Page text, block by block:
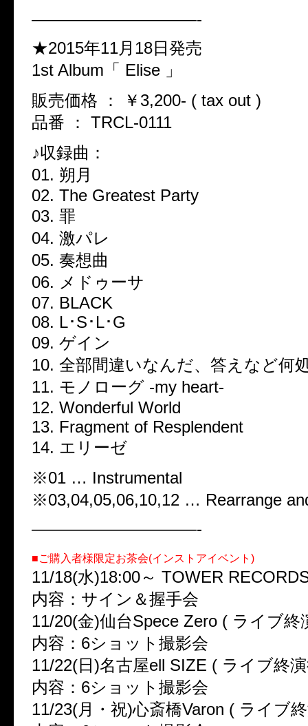
——————————-
★2015年11月18日発売
1st Album「 Elise 」
販売価格 ： ￥3,200- ( tax out )
品番 ： TRCL-0111
♪収録曲：
01. 朔月
02. The Greatest Party
03. 罪
04. 激パレ
05. 奏想曲
06. メドゥーサ
07. BLACK
08. L･S･L･G
09. ゲイン
10. 全部間違いなんだ、答えなど何
11. モノローグ -my heart-
12. Wonderful World
13. Fragment of Resplendent
14. エリーゼ
※01 … Instrumental
※03,04,05,06,10,12 … Rearrange
——————————-
■ご購入者様限定お茶会(インストアイベント)
11/18(水)18:00～ TOWER
内容：サイン＆握手会
11/20(金)仙台Spece Zero ( ライブ終
内容：6ショット撮影会
11/22(日)名古屋ell SIZE ( ライブ終
内容：6ショット撮影会
11/23(月・祝)心斎橋Varon ( ライブ